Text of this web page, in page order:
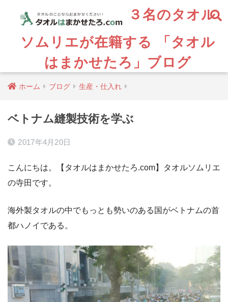
３名のタオル
ソムリエが在籍する 「タオル
はまかせたろ」ブログ
ホーム ブログ 生産・仕入れ
ベトナム縫製技術を学ぶ
2017年4月20日
こんにちは。【タオルはまかせたろ.com】タオルソムリエ
の寺田です。
海外製タオルの中でもっとも勢いのある国がベトナムの首
都ハノイである。